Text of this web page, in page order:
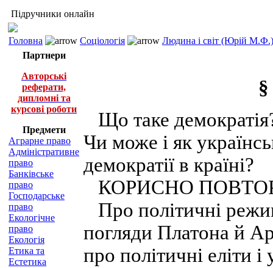
Підручники онлайн
Головна Соціологія
Людина і світ (Юрій М.Ф.)
Партнери
Авторські
реферати,
дипломні та
курсові роботи
Предмети
Аграрне право
Адміністративне
право
Банківське
право
Господарське
право
Екологічне
право
Екологія
Етика та
Естетика
Що таке
Чи може і як
демократії в країні?
КОРИСНО
Про політичні
погляди Платона й
про політичні еліти